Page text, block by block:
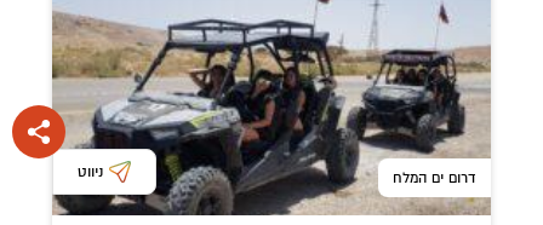
דרום ים המלח ניווט